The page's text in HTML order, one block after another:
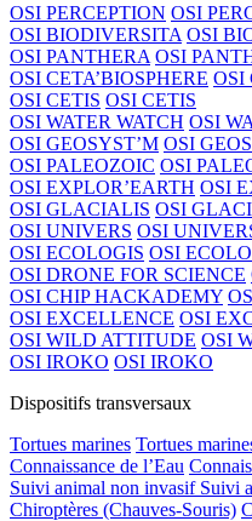
OSI PERCEPTION OSI
OSI BIODIVERSITA OSI
OSI PANTHERA OSI
OSI CETA’BIOSPHERE OSI
OSI CETIS OSI CETIS
OSI WATER WATCH OSI
OSI GEOSYST’M OSI
OSI PALEOZOIC OSI
OSI EXPLOR’EARTH OSI
OSI GLACIALIS OSI
OSI UNIVERS OSI
OSI ECOLOGIS OSI
OSI DRONE FOR SCIENCE
OSI CHIP HACKADEMY
OSI EXCELLENCE OSI
OSI WILD ATTITUDE OSI
OSI IROKO OSI IROKO
Dispositifs transversaux
Tortues marines Tortues
Connaissance de l’Eau
Suivi animal non invasif Suivi
Chiroptères (Chauves-Souris)